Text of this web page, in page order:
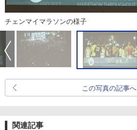
チェンマイマラソンの様子
この写真の記事へ
関連記事